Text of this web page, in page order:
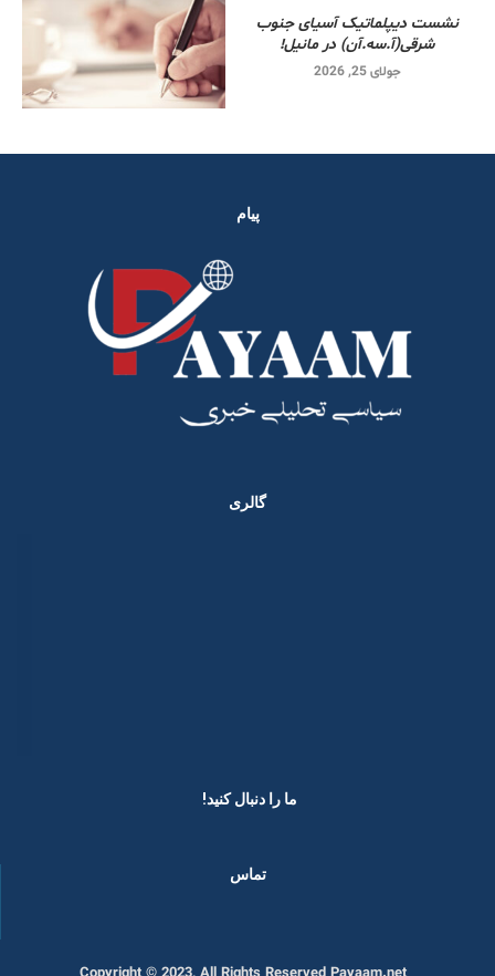
نشست دیپلماتیک آسیای جنوب
شرقی‌(آ.سه.آن) در مانیل!
جولای 25, 2026
پیام
گالری
ما را دنبال کنید! ​
تماس